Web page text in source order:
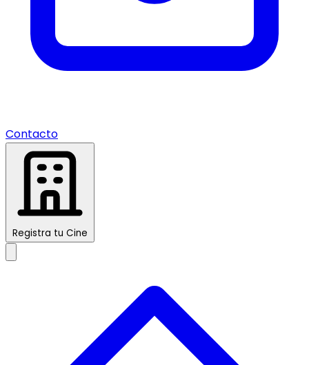
Contacto
Registra tu Cine